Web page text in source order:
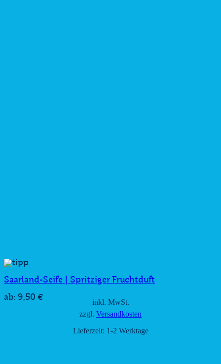
Saarland-Seife | Spritziger Fruchtduft
ab: 9,50 €
inkl. MwSt.
zzgl. Versandkosten
Lieferzeit: 1-2 Werktage